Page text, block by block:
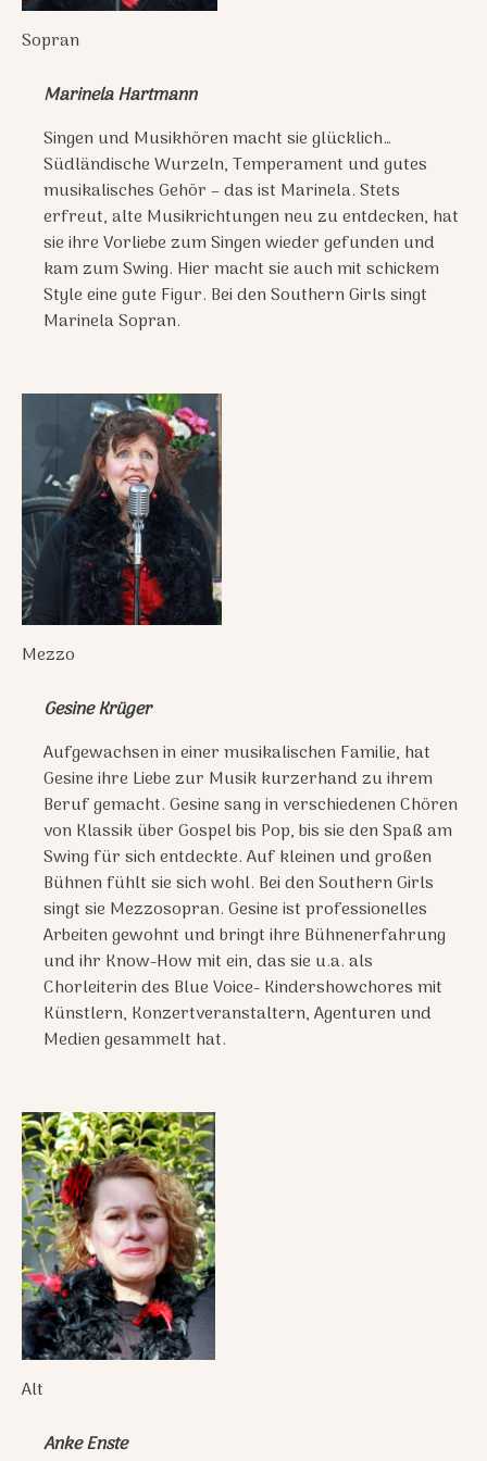
Sopran
Marinela Hartmann
Singen und Musikhören macht sie glücklich…
Südländische Wurzeln, Temperament und gutes
musikalisches Gehör – das ist Marinela. Stets
erfreut, alte Musikrichtungen neu zu entdecken, hat
sie ihre Vorliebe zum Singen wieder gefunden und
kam zum Swing. Hier macht sie auch mit schickem
Style eine gute Figur. Bei den Southern Girls singt
Marinela Sopran.
Mezzo
Gesine Krüger
Aufgewachsen in einer musikalischen Familie, hat
Gesine ihre Liebe zur Musik kurzerhand zu ihrem
Beruf gemacht. Gesine sang in verschiedenen Chören
von Klassik über Gospel bis Pop, bis sie den Spaß am
Swing für sich entdeckte. Auf kleinen und großen
Bühnen fühlt sie sich wohl. Bei den Southern Girls
singt sie Mezzosopran. Gesine ist professionelles
Arbeiten gewohnt und bringt ihre Bühnenerfahrung
und ihr Know-How mit ein, das sie u.a. als
Chorleiterin des Blue Voice- Kindershowchores mit
Künstlern, Konzertveranstaltern, Agenturen und
Medien gesammelt hat.
Alt
Anke Enste